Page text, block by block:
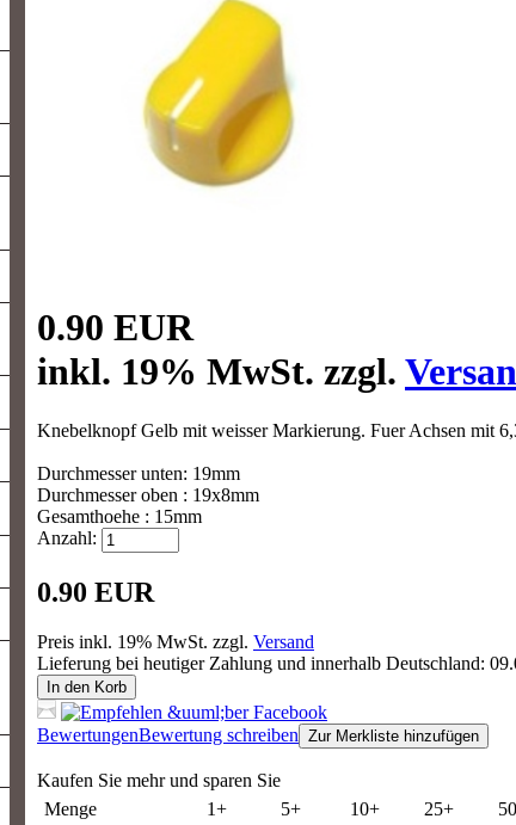
0.90 EUR
inkl. 19% MwSt. zzgl.
Knebelknopf Gelb mit weisser Markierung. Fuer Achsen mit
Durchmesser unten: 19mm
Durchmesser oben : 19x8mm
Gesamthoehe : 15mm
Anzahl:
0.90 EUR
Preis inkl. 19% MwSt. zzgl. Versand
Lieferung bei heutiger Zahlung und innerhalb Deutschland:
In den Korb
BewertungenBewertung schreiben Zur Merkliste hinzufügen
Kaufen Sie mehr und sparen Sie
Menge
1+ 5+ 10+ 25+